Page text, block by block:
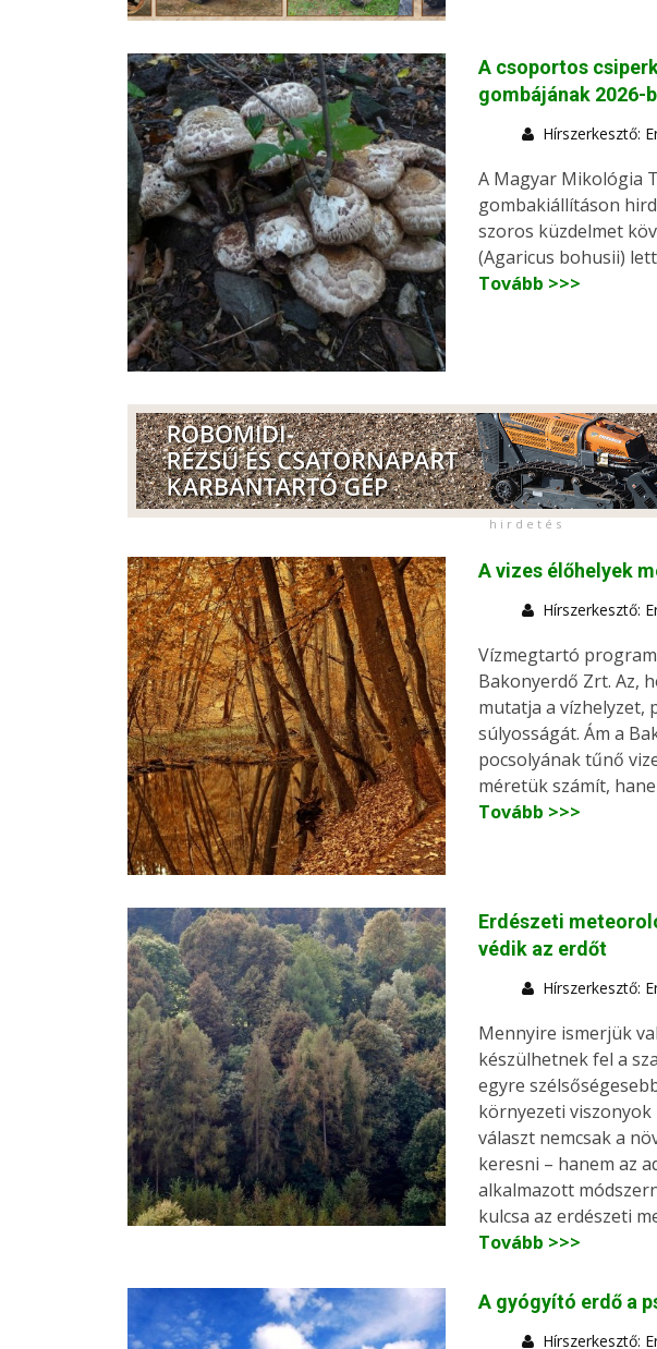
A csoportos
gombájának 2026-
Hírszerkesztő:
A Magyar Mikológia
gombakiállításon
szoros küzdelmet
(Agaricus bohusii)
Tovább >>>
h i r d e t é s
A vizes élőhelyek
Hírszerkesztő:
Vízmegtartó
Bakonyerdő Zrt. Az,
mutatja a vízhelyzet,
súlyosságát. Ám a
pocsolyának tűnő
méretük számít,
Tovább >>>
Erdészeti
védik az erdőt
Hírszerkesztő:
Mennyire ismerjük
készülhetnek fel a
egyre
környezeti
választ nemcsak a
keresni – hanem az
alkalmazott
kulcsa az erdészeti
Tovább >>>
A gyógyító erdő a
Hírszerkesztő: